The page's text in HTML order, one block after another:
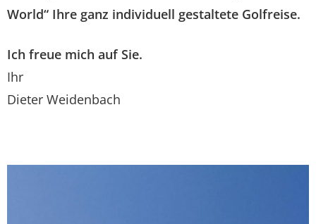
World“ Ihre ganz individuell gestaltete Golfreise.
Ich freue mich auf Sie.
Ihr
Dieter Weidenbach